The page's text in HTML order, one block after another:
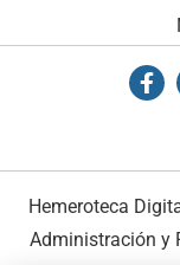
Hemeroteca
Administración y